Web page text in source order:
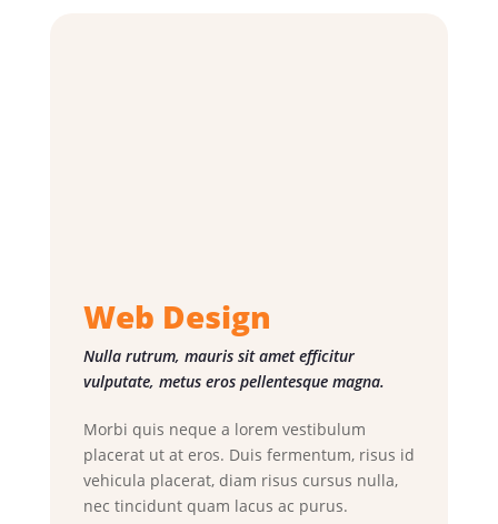
Web Design
Nulla rutrum, mauris sit amet efficitur
vulputate, metus eros pellentesque magna.
Morbi quis neque a lorem vestibulum
placerat ut at eros. Duis fermentum, risus id
vehicula placerat, diam risus cursus nulla,
nec tincidunt quam lacus ac purus.